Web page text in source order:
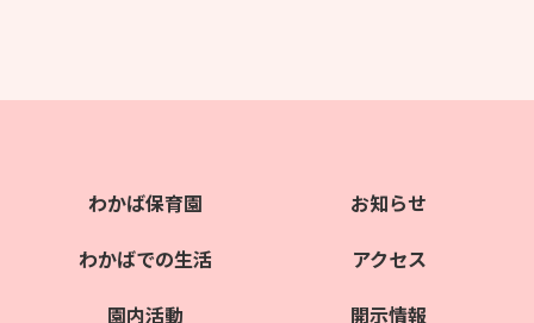
わかば保育園
わかばでの生活
園内活動
お知らせ
アクセス
開示情報